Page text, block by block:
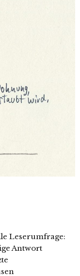
Leserumfrage:
Antwort